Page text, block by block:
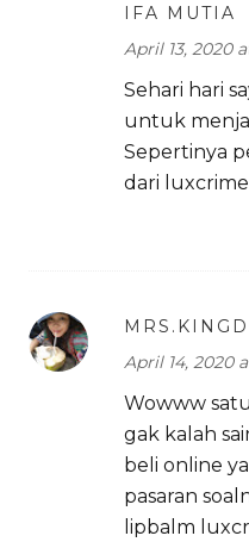
IFA MUTIA
April 13, 2020
Sehari hari
untuk
Sepertinya
dari luxcrime
April 14, 2020
Wowww
gak kalah
beli online
pasaran
lipbalm